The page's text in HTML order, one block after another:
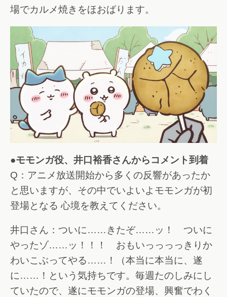
場でカルメ焼きをほおばります。
●モモンガ役、井口裕香さんからコメント到着
Q：アニメ放送開始から多くの反響があったか
と思いますが、その中でいよいよモモンガが初
登場となる 心境を教えてください。
井口さん：ついに……きたぞ……ッ！ ついに
やったゾ……ッ！！！ おもいっっっっきりか
わいこぶってやる……！（本当に本当に、遂
に……！という気持ちです。毎週たのしみにし
ていたので、遂にモモンガの登場、興奮でわく